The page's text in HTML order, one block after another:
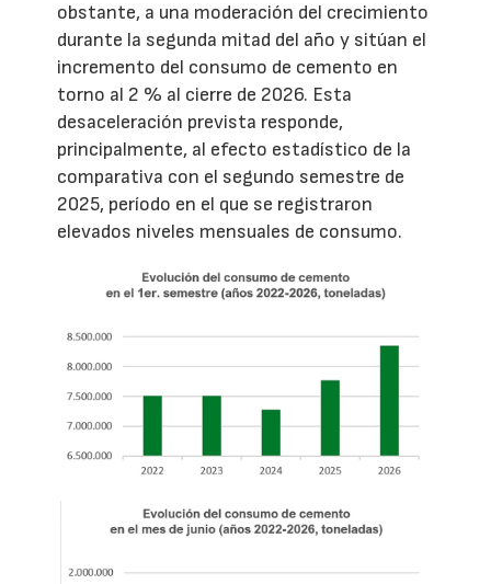
obstante, a una moderación del crecimiento
durante la segunda mitad del año y sitúan el
incremento del consumo de cemento en
torno al 2 % al cierre de 2026. Esta
desaceleración prevista responde,
principalmente, al efecto estadístico de la
comparativa con el segundo semestre de
2025, período en el que se registraron
elevados niveles mensuales de consumo.